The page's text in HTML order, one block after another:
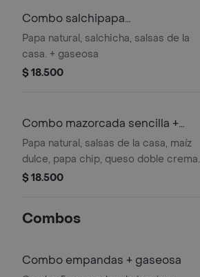
Combo salchipapa
sencilla+manzana 250 ml
Papa natural, salchicha, salsas de la
casa. + gaseosa
$ 18.500
Combo mazorcada sencilla +
manzana 250ml
Papa natural, salsas de la casa, maíz
dulce, papa chip, queso doble crema.
+ gaseosa
$ 18.500
Combos
Combo empandas + gaseosa